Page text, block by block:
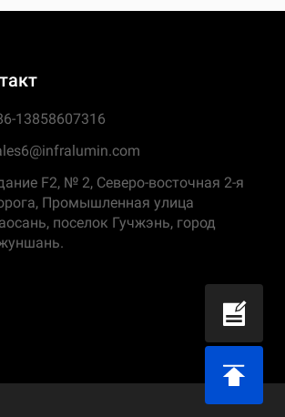
13858607316
F2, № 2, Северо-восточная 2-я
Промышленная улица
поселок Гучжэнь, город